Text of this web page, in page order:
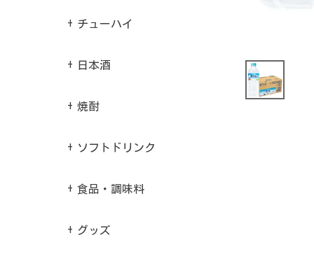
チューハイ
日本酒
焼酎
ソフトドリンク
食品・調味料
グッズ